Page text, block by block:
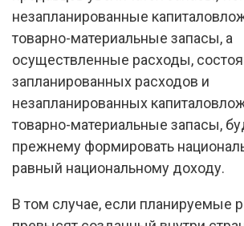
незапланированные
товарно-материальные запасы, а
осуществленные расходы,
запланированных расходов и
незапланированных
товарно-материальные запасы,
прежнему формировать
равный национальному доходу.
В том случае, если планируемые